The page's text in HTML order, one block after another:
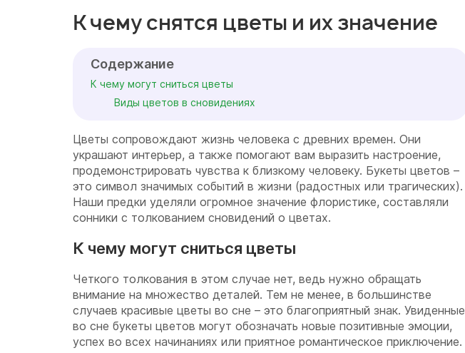
К чему снятся цветы и их значение
Содержание
К чему могут сниться цветы
Виды цветов в сновидениях
Цветы сопровождают жизнь человека с древних времен. Они
украшают интерьер, а также помогают вам выразить настроение,
продемонстрировать чувства к близкому человеку. Букеты цветов –
это символ значимых событий в жизни (радостных или трагических).
Наши предки уделяли огромное значение флористике, составляли
сонники с толкованием сновидений о цветах.
К чему могут сниться цветы
Четкого толкования в этом случае нет, ведь нужно обращать
внимание на множество деталей. Тем не менее, в большинстве
случаев красивые цветы во сне – это благоприятный знак. Увиденные
во сне букеты цветов могут обозначать новые позитивные эмоции,
успех во всех начинаниях или приятное романтическое приключение.